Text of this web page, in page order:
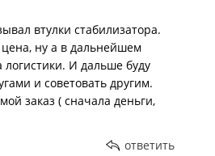
втулки стабилизатора.
ну а в дальнейшем
И дальше буду
и советовать другим.
заказ ( сначала деньги,
ответить